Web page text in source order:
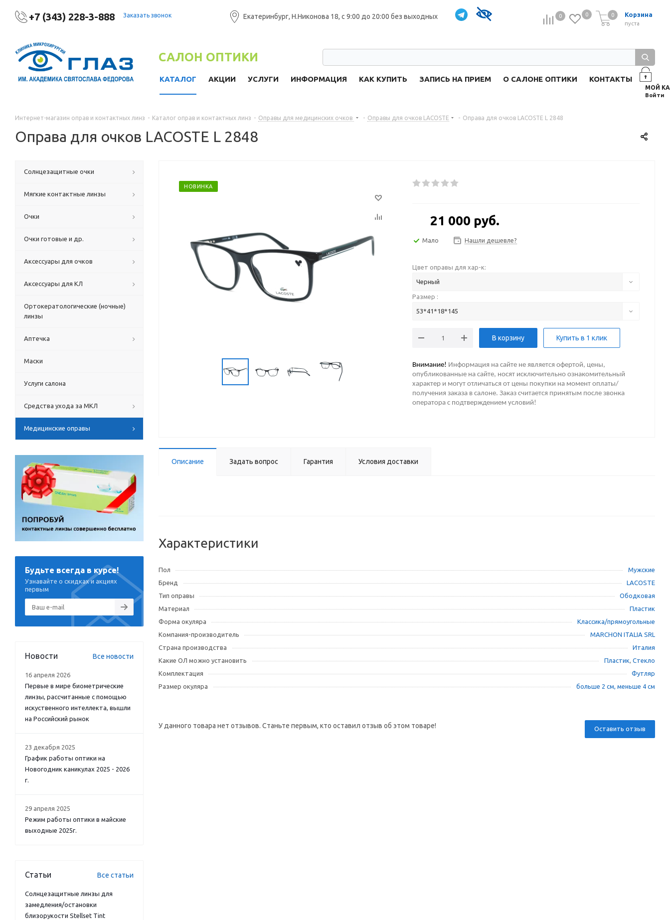
+7 (343) 228-3-888 Заказать звонок Екатеринбург, Н.Никонова 18, с 9:00 до 20:00 без выходных 0 0 Корзина
0
пуста
0
САЛОН ОПТИКИ
КАТАЛОГ АКЦИИ УСЛУГИ ИНФОРМАЦИЯ КАК КУПИТЬ ЗАПИСЬ НА ПРИЕМ О САЛОНЕ ОПТИКИ КОНТАКТЫ
Войти
Интернет-магазин оправ и контактных линз - Каталог оправ и контактных линз - Оправы для медицинских очков - Оправы для очков LACOSTE - Оправа для очков LACOSTE L 2848
Оправа для очков LACOSTE L 2848
НОВИНКА
21 000 руб.
Мало Нашли дешевле?
Цвет оправы для хар-к:
Черный
Размер :
53*41*18*145
В корзину Купить в 1 клик
Внимание! Информация на сайте не является офертой, цены,
опубликованные на сайте, носят исключительно ознакомительный
характер и могут отличаться от цены покупки на момент оплаты/
получения заказа в салоне. Заказ считается принятым после звонка
оператора с подтверждением условий!
Описание Задать вопрос Гарантия Условия доставки
Характеристики
Пол
Мужские
Бренд
LACOSTE
Тип оправы
Ободковая
Материал
Пластик
Форма окуляра
Классика/прямоугольные
Компания-производитель
MARCHON ITALIA SRL
Страна производства
Италия
Какие ОЛ можно установить
Пластик, Стекло
Комплектация
Футляр
Размер окуляра
больше 2 см, меньше 4 см
Оставить отзыв
У данного товара нет отзывов. Станьте первым, кто оставил отзыв об этом товаре!
Солнцезащитные очки
Мягкие контактные линзы
Очки
Очки готовые и др.
Аксессуары для очков
Аксессуары для КЛ
Ортокератологические (ночные)
линзы
Аптечка
Маски
Услуги салона
Средства ухода за МКЛ
Медицинские оправы
Будьте всегда в курсе!
Узнавайте о скидках и акциях
первым
Новости Все новости
16 апреля 2026
Первые в мире биометрические
линзы, рассчитанные с помощью
искуственного интеллекта, вышли
на Российский рынок
23 декабря 2025
График работы оптики на
Новогодник каникулах 2025 - 2026
г.
29 апреля 2025
Режим работы оптики в майские
выходные 2025г.
Статьи Все статьи
Солнцезащитные линзы для
замедления/остановки
близорукости Stellset Tint